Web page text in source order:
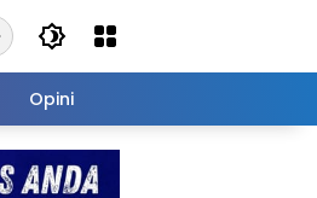
Opini